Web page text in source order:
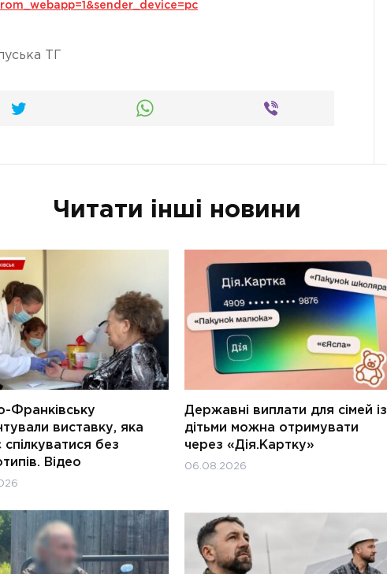
ТГ
Читати інші новини
Франківську
виставку, яка
спілкуватися без
Відео
Державні виплати для сімей із
дітьми можна отримувати
через «Дія.Картку»
06.08.2026